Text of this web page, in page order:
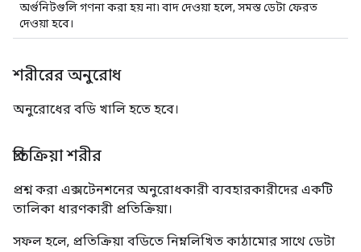
অর্গুনিটগুলি গণনা করা হয় না৷ বাদ দেওয়া হলে, সমস্ত ডেটা ফেরত
দেওয়া হবে।
শরীরের অনুরোধ
অনুরোধের বডি খালি হতে হবে।
প্রতিক্রিয়া শরীর
প্রশ্ন করা এক্সটেনশনের অনুরোধকারী ব্যবহারকারীদের একটি
তালিকা ধারণকারী প্রতিক্রিয়া।
সফল হলে, প্রতিক্রিয়া বডিতে নিম্নলিখিত কাঠামোর সাথে ডেটা